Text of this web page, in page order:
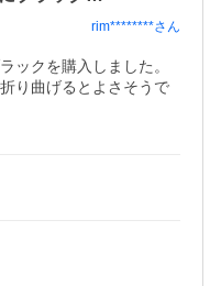
rim********さん
ックを購入しました。
り曲げるとよさそうで